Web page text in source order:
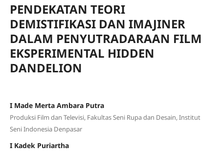
PENDEKATAN TEORI
DEMISTIFIKASI DAN IMAJINER
DALAM PENYUTRADARAAN FILM
EKSPERIMENTAL HIDDEN
DANDELION
I Made Merta Ambara Putra
Produksi Film dan Televisi, Fakultas Seni Rupa dan Desain, Institut
Seni Indonesia Denpasar
I Kadek Puriartha